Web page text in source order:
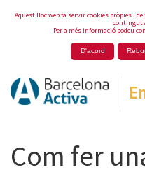
Aquest lloc web fa servir cookies pròpies i
Per a més informació podeu
D'acord
Com fer